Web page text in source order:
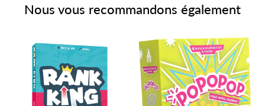
Nous vous recommandons également